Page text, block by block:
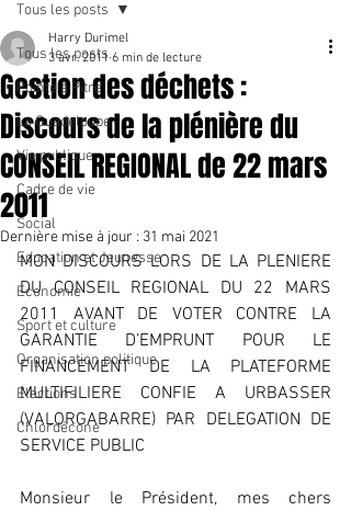
Tous les posts
Pointe à Pitre
La Guadeloupe
Vie publique
Cadre de vie
Social
Education et Jeunesse
Economie
Sport et culture
Organisation politique
Elections
Chlordécone
Tous les posts
Gestion des déchets :
Discours de la plénière du
CONSEIL REGIONAL de 22 mars
2011
Harry Durimel
3 avr. 2011 6 min de lecture
Dernière mise à jour : 31 mai 2021
MON DISCOURS LORS DE LA PLENIERE
DU CONSEIL REGIONAL DU 22 MARS
2011 AVANT DE VOTER CONTRE LA
GARANTIE D’EMPRUNT POUR LE
FINANCEMENT DE LA PLATEFORME
MULTIFILIERE CONFIE A URBASSER
(VALORGABARRE) PAR DELEGATION DE
SERVICE PUBLIC
Monsieur le Président, mes chers